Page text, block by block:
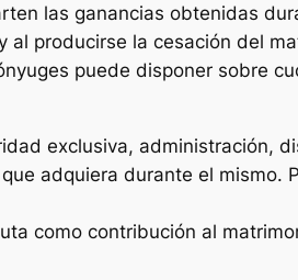
las ganancias obtenidas
producirse la cesación del
puede disponer sobre
exclusiva, administración,
adquiera durante el mismo.
como contribución al